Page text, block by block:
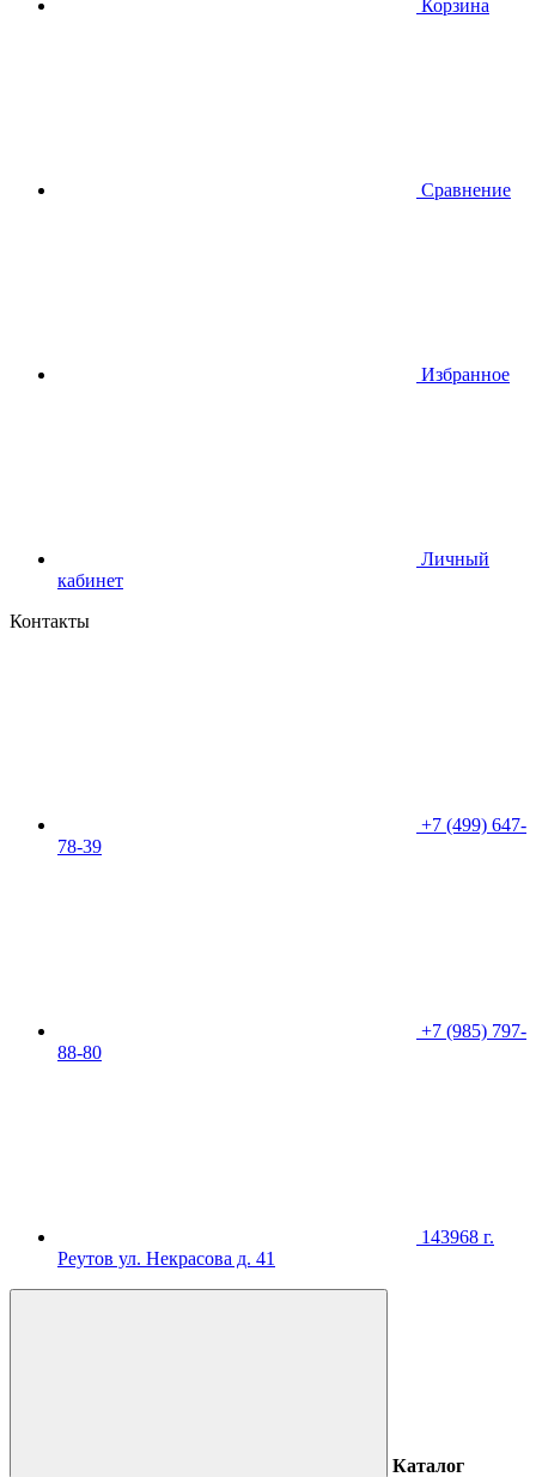
Корзина
Сравнение
Избранное
Личный
кабинет
Контакты
+7 (499) 647-
78-39
+7 (985) 797-
88-80
143968 г.
Реутов ул. Некрасова д. 41
Каталог